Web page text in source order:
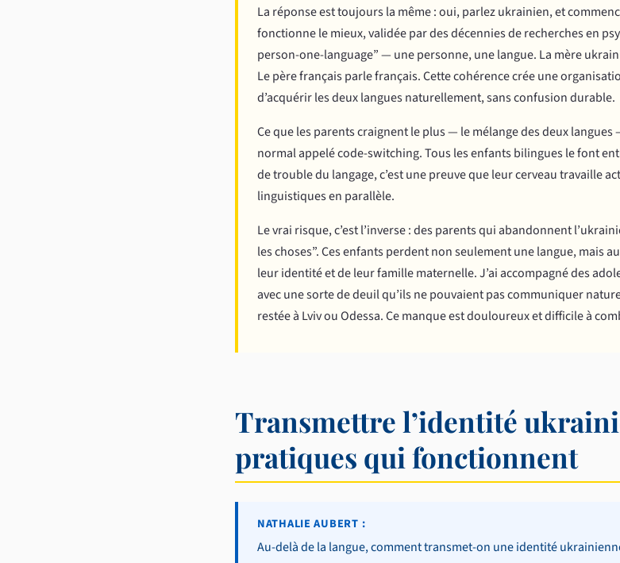
La réponse est toujours la même : oui, parlez ukrainien, et
fonctionne le mieux, validée par des décennies de recherches en
person-one-language” — une personne, une langue. La mère
Le père français parle français. Cette cohérence crée une
d’acquérir les deux langues naturellement, sans confusion durable.
Ce que les parents craignent le plus — le mélange des deux
normal appelé code-switching. Tous les enfants bilingues le font
de trouble du langage, c’est une preuve que leur cerveau travaille
linguistiques en parallèle.
Le vrai risque, c’est l’inverse : des parents qui abandonnent
les choses”. Ces enfants perdent non seulement une langue, mais
leur identité et de leur famille maternelle. J’ai accompagné des
avec une sorte de deuil qu’ils ne pouvaient pas communiquer
restée à Lviv ou Odessa. Ce manque est douloureux et difficile à
Transmettre l’identité
pratiques qui fonctionnent
NATHALIE AUBERT :
Au-delà de la langue, comment transmet-on une identité